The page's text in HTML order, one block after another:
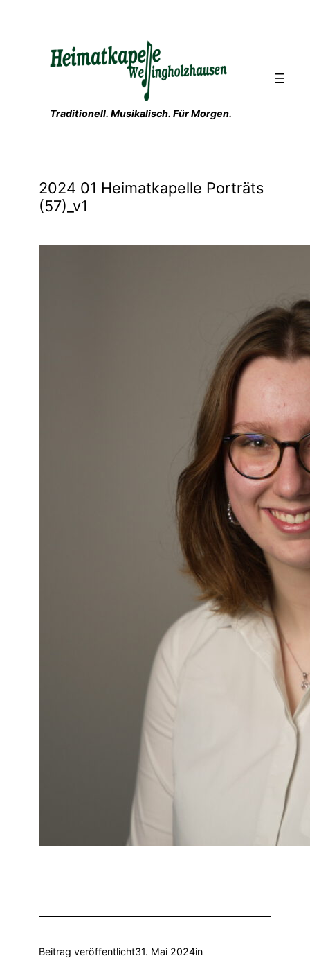
Traditionell. Musikalisch. Für Morgen.
2024 01 Heimatkapelle Porträts
(57)_v1
Beitrag veröffentlicht31. Mai 2024in